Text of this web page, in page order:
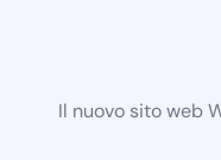
Il nuovo sito web